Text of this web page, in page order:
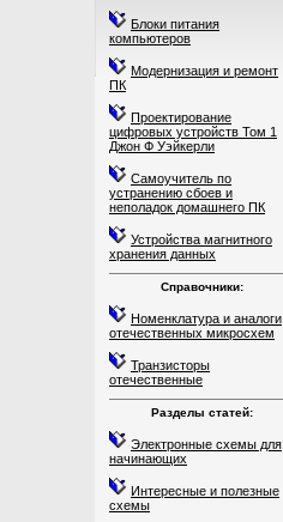
Блоки питания
компьютеров
Модернизация и ремонт
ПК
Проектирование
цифровых устройств Том 1
Джон Ф Уэйкерли
Самоучитель по
устранению сбоев и
неполадок домашнего ПК
Устройства магнитного
хранения данных
Справочники:
Номенклатура и аналоги
отечественных микросхем
Транзисторы
отечественные
Разделы статей:
Электронные схемы для
начинающих
Интересные и полезные
схемы